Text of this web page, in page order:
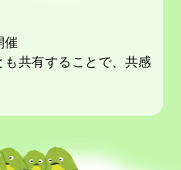
催
共有することで、共感